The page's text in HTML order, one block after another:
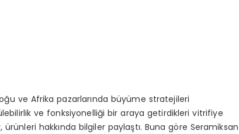
ve Afrika pazarlarında büyüme stratejileri
ve fonksiyonelliği bir araya getirdikleri vitrifiye
hakkında bilgiler paylaştı. Buna göre Seramiksan